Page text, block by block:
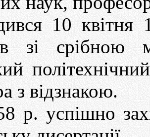
10
зі
з відзнакою.
р. успішно